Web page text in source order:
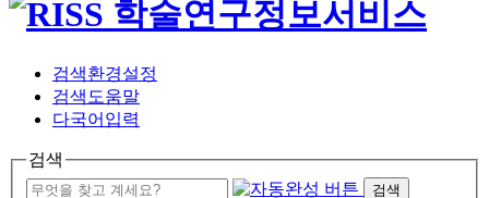
검색환경설정
검색도움말
다국어입력
검색
검색